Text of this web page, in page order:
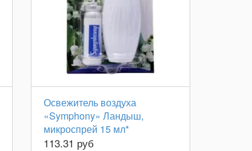
Освежитель воздуха
«Symphony» Ландыш,
микроспрей 15 мл*
113.31 руб